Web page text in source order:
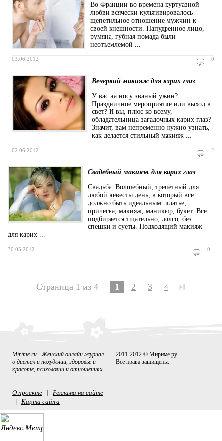
Во Франции во времена куртуазной
любви всячески культивировалось
щепетильное отношение мужчин к
своей внешности. Напудренное лицо,
румяна, губная помада были
неотъемлемой ...
03.06.2012 0
Вечерний макияж для карих глаз
У вас на носу званый ужин?
Праздничное мероприятие или выход в
свет? И вы, плюс ко всему,
обладательница загадочных карих глаз?
Значит, вам непременно нужно узнать,
как делается стильный макияж ...
02.06.2012 2
Свадебный макияж для карих глаз
Свадьба. Волшебный, трепетный для
любой невесты день, в который все
должно быть идеальным: платье,
прическа, макияж, маникюр, букет. Все
подбирается тщательно, долго, без
спешки и суеты. Подходящий макияж
для карих ...
30.05.2012 0
Страница 1 из 4 1 2 3 4
Mirime.ru - Женский онлайн журнал
о диетах и похудении, здоровье и
красоте, психологии и отношениях.
О проекте Реклама на сайте
Карта сайта
2011-2012 © Мириме.ру
Все права защищены.